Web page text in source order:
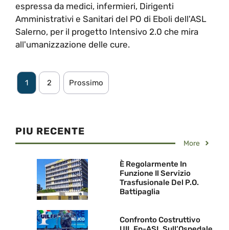
espressa da medici, infermieri, Dirigenti
Amministrativi e Sanitari del PO di Eboli dell'ASL
Salerno, per il progetto Intensivo 2.0 che mira
all'umanizzazione delle cure.
1 2 Prossimo
PIU RECENTE
More
È Regolarmente In
Funzione Il Servizio
Trasfusionale Del P.O.
Battipaglia
Confronto Costruttivo